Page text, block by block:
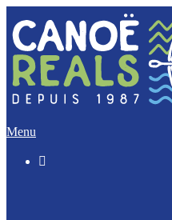
Menu
